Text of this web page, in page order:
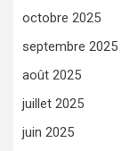
octobre 2025
septembre 2025
août 2025
juillet 2025
juin 2025